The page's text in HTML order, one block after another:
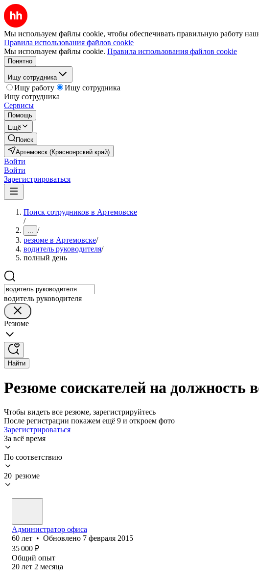
Мы используем файлы cookie, чтобы обеспечивать правильную работу
Правила использования файлов cookie
Мы используем файлы cookie. Правила использования файлов cookie
Понятно
Ищу сотрудника
Ищу работу
Ищу сотрудника
Ищу сотрудника
Сервисы
Помощь
Ещё
Поиск
Артемовск (Красноярский край)
Войти
Войти
Зарегистрироваться
Поиск сотрудников в Артемовске
/
... /
резюме в Артемовске/
водитель руководителя/
полный день
водитель руководителя
Резюме
Найти
Резюме соискателей на должность
Чтобы видеть все резюме, зарегистрируйтесь
После регистрации покажем ещё 9 и откроем фото
Зарегистрироваться
За всё время
По соответствию
20 резюме
Администратор офиса
60 лет • Обновлено 7 февраля 2015
35 000 ₽
Общий опыт
20 лет 2 месяца